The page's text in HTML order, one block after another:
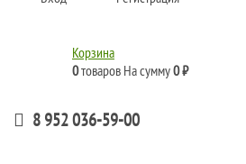
Корзина
0товаров На сумму0 ₽
8 952 036-59-00